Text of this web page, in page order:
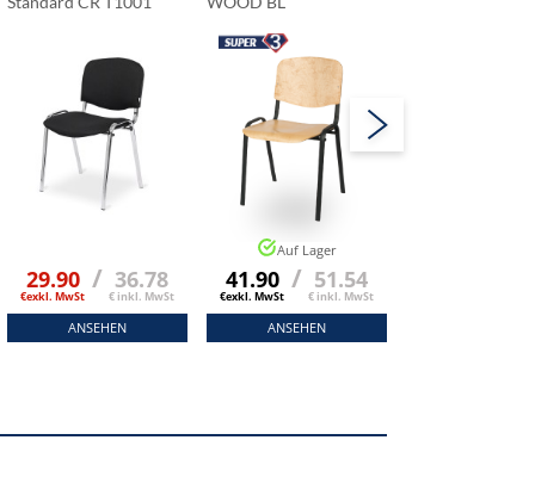
29.90
€exkl. MwSt
/ 36.78
€ inkl. MwSt
ANSEHEN
Auf Lager
41.90
€exkl. MwSt
/ 51.54
€ inkl. MwSt
ANSEHEN